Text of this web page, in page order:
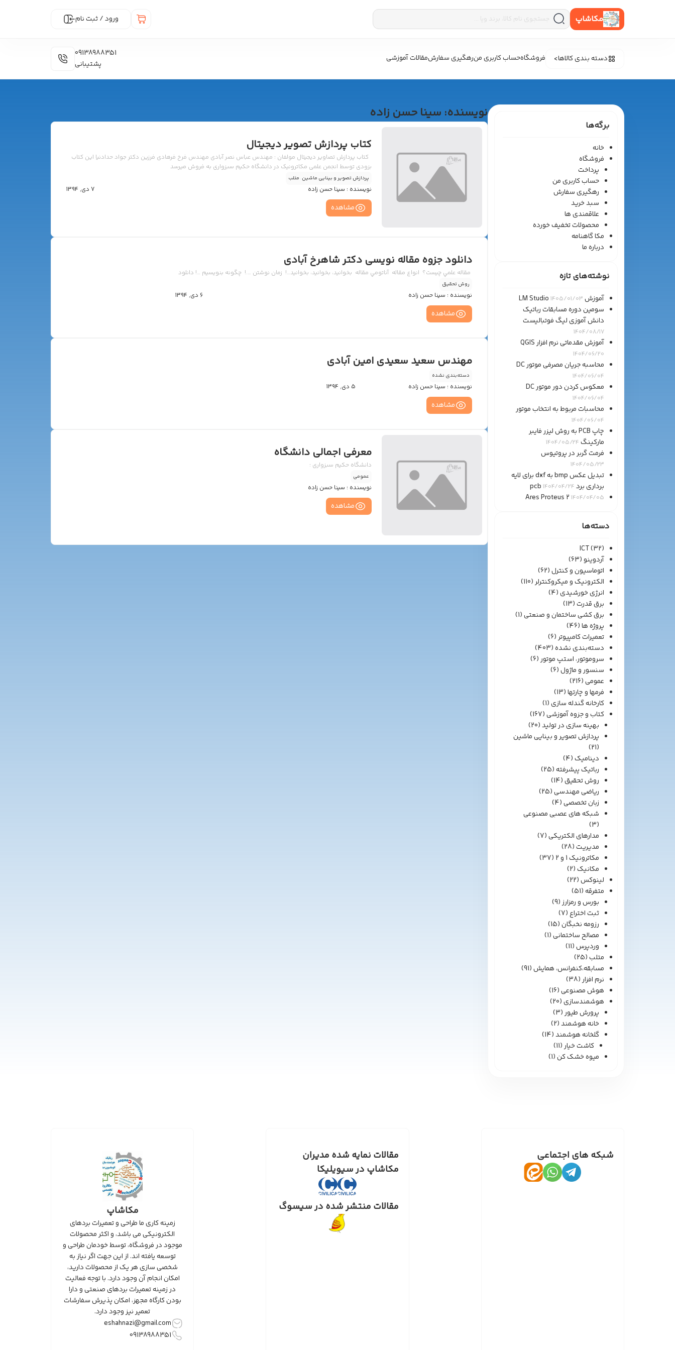
مکاشاپ ورود / ثبت نام
دسته بندی کالاها فروشگاهحساب کاربری منرهگیری سفارشمقالات آموزشی
09138988351
پشتیبانی
برگه‌ها
خانه
فروشگاه
پرداخت
حساب کاربری من
رهگیری سفارش
سبد خرید
علاقمندی ها
محصولات تخفیف خورده
مکا گاهنامه
درباره ما
نوشته‌های تازه
آموزش LM Studio 1405/01/03
سومین دوره مسابقات رباتیک
دانش آموزی لیگ فوتبالیست
1404/08/17
آموزش مقدماتی نرم افزار QGIS
1404/06/20
محاسبه جریان مصرفی موتور DC
1404/06/04
معکوس کردن دور موتور DC
1404/06/04
محاسبات مربوط به انتخاب موتور
1404/06/04
چاپ PCB به روش لیزر فایبر
مارکینگ 1404/05/24
فرمت گربر در پروتیوس
1404/05/23
تبدیل عکس bmp به dxf برای لایه
برداری برد pcb 1404/04/24
Ares Proteus 2 1404/04/05
دسته‌ها
ICT(32)
آردوینو(63)
اتوماسیون و کنترل(62)
الکترونیک و میکروکنترلر(110)
انرژی خورشیدی(4)
برق قدرت(13)
برق کشی ساختمان و صنعتی(1)
پروژه ها(46)
تعمیرات کامپیوتر(6)
دسته‌بندی نشده(403)
سروموتور، استپ موتور(6)
سنسور و ماژول(6)
عمومی(216)
فرمها و چارتها(13)
کارخانه گندله سازی(1)
کتاب و جزوه آموزشی(167)
بهینه سازی در تولید(20)
پردازش تصویر و بینایی ماشین
(21)
دینامیک(4)
رباتیک پیشرفته(25)
روش تحقیق(14)
ریاضی مهندسی(25)
زبان تخصصی(4)
شبکه های عصبی مصنوعی
(3)
مدارهای الکتریکی(7)
مدیریت(28)
مکاترونیک 1 و 2
(37)
مکانیک(2)
لینوکس(22)
متفرقه(51)
بورس و رمزارز(9)
ثبت اختراع(7)
رزومه نخبگان(15)
مصالح ساختمانی(1)
وردپرس(11)
متلب(25)
مسابقه،کنفرانس، همایش(91)
نرم افزار(38)
هوش مصنوعی(16)
هوشمندسازی(20)
پرورش طیور(3)
خانه هوشمند(2)
گلخانه هوشمند(14)
کاشت خیار(11)
میوه خشک کن(1)
نویسنده: سینا حسن زاده
کتاب پردازش تصویر دیجیتال
کتاب پردازش تصاویر دیجیتال مولفان : مهندس عباس نصر آبادی مهندس فرخ فرهادی فرزین دکتر جواد حدادنیا این کتاب
بزودی توسط انجمن علمی مکاترونیک در دانشگاه حکیم سبزواری به فروش میرسد
پردازش تصویر و بینایی ماشین. متلب
نویسنده : سینا حسن زاده 7 دی, 1394
مشاهده
دانلود جزوه مقاله نویسی دکتر شاهرخ آبادی
مقاله علمي چيست؟ انواع مقاله آناتومي مقاله بخوانيد، بخوانيد، بخوانيد…! زمان نوشتن ….! چگونه بنويسيم …! دانلود
روش تحقیق
نویسنده : سینا حسن زاده 6 دی, 1394
مشاهده
مهندس سعید سعیدی امین آبادی
دسته‌بندی نشده
نویسنده : سینا حسن زاده 5 دی, 1394
مشاهده
معرفی اجمالی دانشگاه
دانشگاه حکیم سبزواری :
عمومی
نویسنده : سینا حسن زاده
مشاهده
شبکه های اجتماعی
مقالات نمایه شده مدیران
مکاشاپ در سیویلیکا
مقالات منتشر شده در سیسوگ مکاشاپ
زمینه کاری ما طراحی و تعمیرات بردهای
الکترونیکی می باشد، و اکثر محصولات
موجود در فروشگاه، توسط خودمان طراحی و
توسعه یافته اند. از این جهت اگر نیاز به
شخصی سازی هر یک از محصولات دارید،
امکان انجام آن وجود دارد. با توجه فعالیت
در زمینه تعمیرات بردهای صنعتی و دارا
بودن کارگاه مجهز، امکان پذیرش سفارشات
تعمیر نیز وجود دارد.
eshahnazi@gmail.com
09138988351